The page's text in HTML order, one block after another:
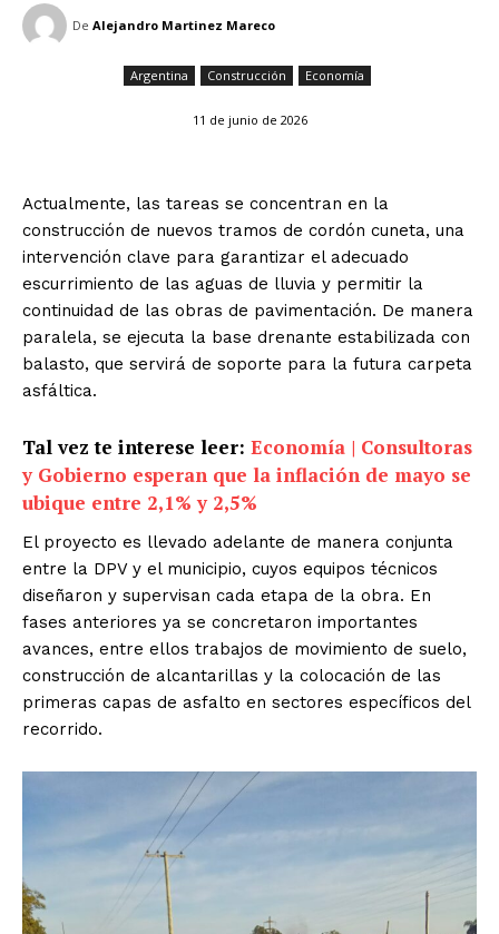
De Alejandro Martinez Mareco
Argentina Construcción Economía
11 de junio de 2026
Actualmente, las tareas se concentran en la
construcción de nuevos tramos de cordón cuneta, una
intervención clave para garantizar el adecuado
escurrimiento de las aguas de lluvia y permitir la
continuidad de las obras de pavimentación. De manera
paralela, se ejecuta la base drenante estabilizada con
balasto, que servirá de soporte para la futura carpeta
asfáltica.
Tal vez te interese leer: Economía | Consultoras
y Gobierno esperan que la inflación de mayo se
ubique entre 2,1% y 2,5%
El proyecto es llevado adelante de manera conjunta
entre la DPV y el municipio, cuyos equipos técnicos
diseñaron y supervisan cada etapa de la obra. En
fases anteriores ya se concretaron importantes
avances, entre ellos trabajos de movimiento de suelo,
construcción de alcantarillas y la colocación de las
primeras capas de asfalto en sectores específicos del
recorrido.